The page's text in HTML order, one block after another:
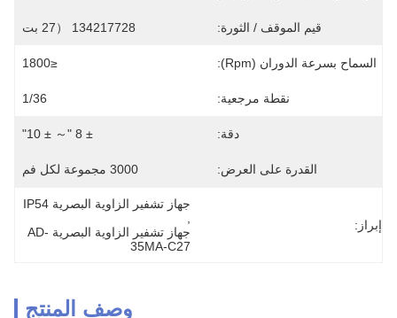
قيم الموقف / الثورة: 134217728 （27 بت
السماح بسرعة الدوران (rpm): ≤1800
نقطة مرجعية: 1/36
دقة: ± 8 "～ ± 10"
القدرة على العرض: 3000 مجموعة لكل فم
إبراز:
جهاز تشفير الزاوية البصرية IP54
جهاز تشفير الزاوية البصرية AD-
35MA-C27
وصف المنتج